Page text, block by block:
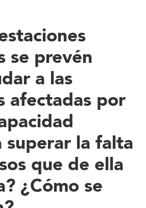
se prevén
a las
afectadas por
superar la falta
que de ella
¿Cómo se